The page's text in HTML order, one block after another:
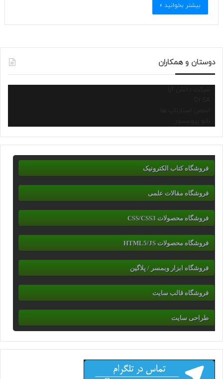
بیشتر بخوانید »
دوستان و همکاران
شرکت دانش آرا
انجمن استارتاپ ها
نانو پروسسور
فروشگاه کتاب الکترونیک
فروشگاه مقالات علمی
فروشگاه محصولات CSS/CSS3
فروشگاه محصولات HTML5/JS
فروشگاه ابزار وبمسر / پلاگین
فروشگاه قالب سایت
طراحی سایت